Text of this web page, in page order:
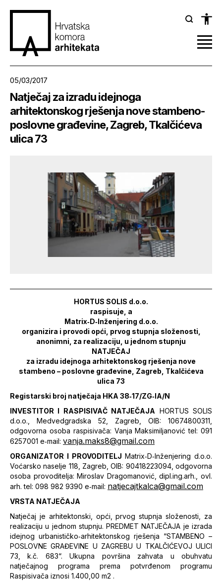
05/03/2017
Natječaj za izradu idejnoga
arhitektonskog rješenja nove stambeno-
poslovne građevine, Zagreb, Tkalčićeva
ulica 73
HORTUS SOLIS d.o.o.
raspisuje, a
Matrix‐D‐Inženjering d.o.o.
organizira i provodi opći, prvog stupnja složenosti,
anonimni, za realizaciju, u jednom stupnju
NATJEČAJ
za izradu idejnoga arhitektonskog rješenja nove
stambeno – poslovne građevine, Zagreb, Tkalčićeva
ulica 73
Registarski broj natječaja HKA 38‐17/ZG‐IA/N
INVESTITOR I RASPISIVAČ NATJEČAJA HORTUS SOLIS
d.o.o., Medvedgradska 52, Zagreb, OIB: 10674800311,
odgovorna osoba raspisivača: Vanja Maksimiljanović tel: 091
6257001 e‐mail: vanja.maks8@gmail.com
ORGANIZATOR I PROVODITELJ Matrix‐D‐Inženjering d.o.o.
Voćarsko naselje 118, Zagreb, OIB: 90418223094, odgovorna
osoba provoditelja: Miroslav Dragomanović, dipl.ing.arh., ovl.
arh. tel: 098 982 9390 e‐mail: natjecajtkalca@gmail.com
VRSTA NATJEČAJA
Natječaj je arhitektonski, opći, prvog stupnja složenosti, za
realizaciju u jednom stupnju. PREDMET NATJEČAJA je izrada
idejnog urbanističko‐arhitektonskog rješenja “STAMBENO –
POSLOVNE GRAĐEVINE U ZAGREBU U TKALČIĆEVOJ ULICI
73, k.č. 683“. Ukupna površina zahvata u obuhvatu
natječajnog programa prema potvrđenom programu
Raspisivača iznosi 1.400,00 m2 .